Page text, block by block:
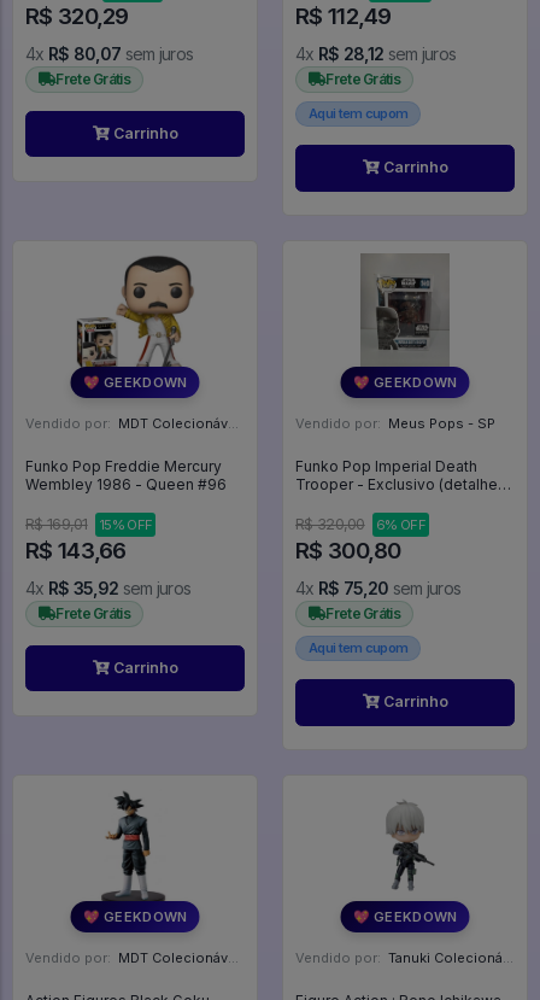
R$ 320,29
4x R$ 80,07 sem juros
Frete Grátis
Carrinho
R$ 112,49
4x R$ 28,12 sem juros
Frete Grátis
Aqui tem cupom
Carrinho
💖 GEEKDOWN
Vendido por: MDT Colecionáveis - DF
Funko Pop Freddie Mercury
Wembley 1986 - Queen #96
R$ 169,01 15% OFF
R$ 143,66
4x R$ 35,92 sem juros
Frete Grátis
Carrinho
💖 GEEKDOWN
Vendido por: Meus Pops - SP
Funko Pop Imperial Death
Trooper - Exclusivo (detalhes
ROGUE ONE #149
R$ 320,00 6% OFF
R$ 300,80
4x R$ 75,20 sem juros
Frete Grátis
Aqui tem cupom
Carrinho
💖 GEEKDOWN
Vendido por: MDT Colecionáveis - DF
💖 GEEKDOWN
Vendido por: Tanuki Colecionáveis - SP